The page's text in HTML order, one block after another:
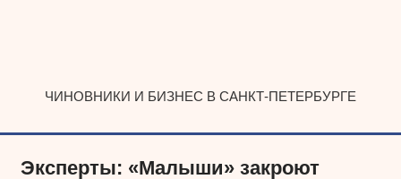
ЧИНОВНИКИ И БИЗНЕС В САНКТ-ПЕТЕРБУРГЕ
Эксперты: «Малыши» закроют